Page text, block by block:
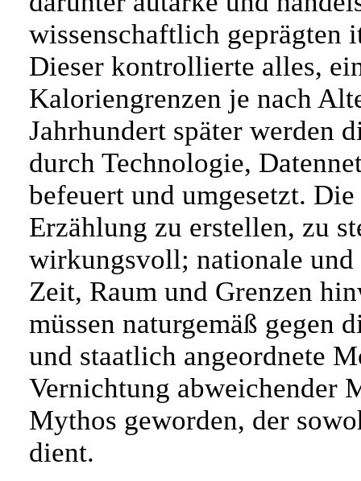
wissenschaftlich geprägten
Dieser kontrollierte alles,
Kaloriengrenzen je nach
Jahrhundert später werden
durch Technologie,
befeuert und umgesetzt.
Erzählung zu erstellen, zu
wirkungsvoll; nationale und
Zeit, Raum und Grenzen
müssen naturgemäß gegen
und staatlich angeordnete
Vernichtung abweichender
Mythos geworden, der
dient.